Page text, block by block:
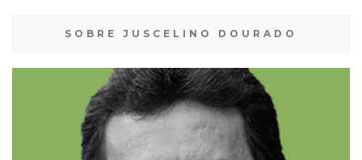
SOBRE JUSCELINO DOURADO